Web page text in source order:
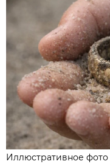
Иллюстративное фото